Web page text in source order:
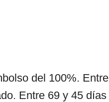
del 100%.
Entre 69 y 45